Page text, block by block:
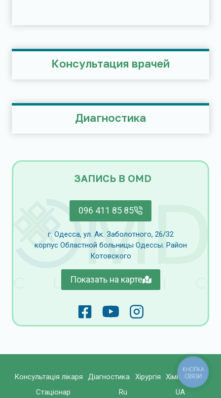
Консультация врачей
Диагностика
ЗАПИСЬ В OMD
096 411 85 85
г. Одесса, ул. Ак. Заболотного, 26/32
корпус Областной больницы Одессы. Район
Котовского
Показать на карте
Консультація лікаря Діагностика Хірургія
Хіміотерапія
Стаціонар
Ru UA
КНОПКА
СВЯЗИ